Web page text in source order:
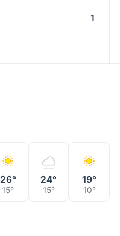
1
26°
15°
24°
15°
19°
10°